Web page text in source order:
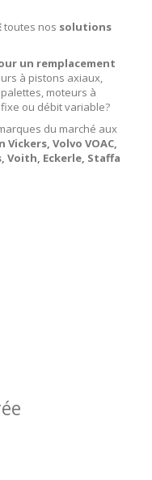
toutes nos solutions
un remplacement
à pistons axiaux,
moteurs à
ou débit variable?
du marché aux
Volvo VOAC,
Voith, Eckerle, Staffa